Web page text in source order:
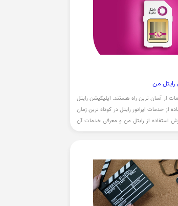
رایتل من
ار آسان ترین راه هستند. اپلیکیشن رایتل
از خدمات اپراتور رایتل در کوتاه ترین زمان
استفاده از رایتل من و معرفی خدمات آن